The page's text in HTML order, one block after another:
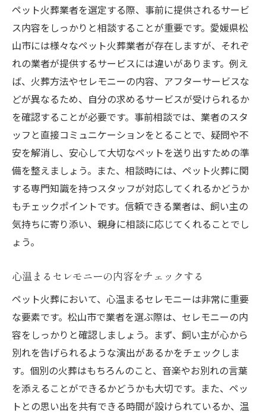
選び方
個別火葬と合同火葬の違いを知る
セレモニースペースの有無を確認する
オリジナルプランの提案力を重視する
家族での参加を考慮した火葬選び
ペット火葬後の供養プランを選ぶ
ペットの生前の思い出を反映する方法
松山市でのペット火葬業者選びで失敗しないた
めの秘訣
事前に比較検討するためのチェックリスト
火葬の予約と当日の流れを知る
業者の対応力とおもてなしを評価する
火葬後のフォローアップを重視する
ペット火葬で松山市が提供する感動的なセレモ
ニーの魅力
地域特有のセレモニーオプションを知る
心に残る演出の選び方
参加者が喜ぶサプライズ演出
ペットの生前の思い出を振り返る時間
ペット火葬業者を選定する際、事前に提供されるサービ
ス内容をしっかりと相談することが重要です。愛媛県松
山市には様々なペット火葬業者が存在しますが、それぞ
れの業者が提供するサービスには違いがあります。例え
ば、火葬方法やセレモニーの内容、アフターサービスな
どが異なるため、自分の求めるサービスが受けられるか
を確認することが必要です。事前相談では、業者のスタ
ッフと直接コミュニケーションをとることで、疑問や不
安を解消し、安心して大切なペットを送り出すための準
備を整えましょう。また、相談時には、ペット火葬に関
する専門知識を持つスタッフが対応してくれるかどうか
もチェックポイントです。信頼できる業者は、飼い主の
気持ちに寄り添い、親身に相談に応じてくれることでし
ょう。
心温まるセレモニーの内容をチェックする
ペット火葬において、心温まるセレモニーは非常に重要
な要素です。松山市で業者を選ぶ際は、セレモニーの内
容をしっかりと確認しましょう。まず、飼い主が心から
別れを告げられるような演出があるかをチェックしま
す。個別の火葬はもちろんのこと、音楽やお別れの言葉
を添えることができるかどうかも大切です。また、ペッ
トとの思い出を共有できる時間が設けられているか、温